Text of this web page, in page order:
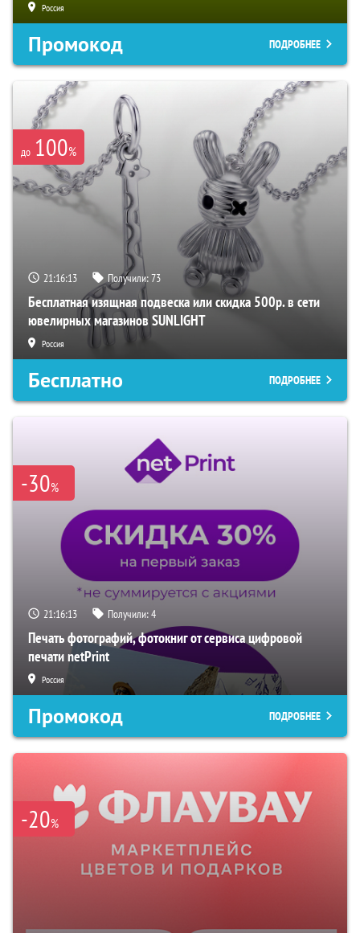
Россия
Промокод ПОДРОБНЕЕ
до 100%
21:16:12 Получили:73
Бесплатная изящная подвеска или скидка 500р. в сети
ювелирных магазинов SUNLIGHT
Россия
Бесплатно ПОДРОБНЕЕ
-30%
21:16:12 Получили:4
Печать фотографий, фотокниг от сервиса цифровой
печати netPrint
Россия
Промокод ПОДРОБНЕЕ
-20%